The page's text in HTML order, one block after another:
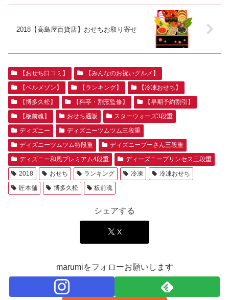
2018【高島屋百貨店】おせちお取り寄せ
【おせち口コミ】
【みんなのお祝いグルメ】
【ベルメゾン】
【ランキング】
【冷凍おせち】
【博多久松】
【料亭・割烹監修】
【早期予約割引】
【板前魂】
おせち通販
スターウォーズ3段重
ディズニー
ディズニーツムツム三段重
ディズニーツムツム特段重
ディズニープーさん三段重
ディズニー和風プレミアム4段重
ディーズニープリンセス三段重
2018
おせち ランキング 冷凍
冷凍おせち
匠本舗
博多久松 板前魂
シェアする
X
marumiをフォローお願いします